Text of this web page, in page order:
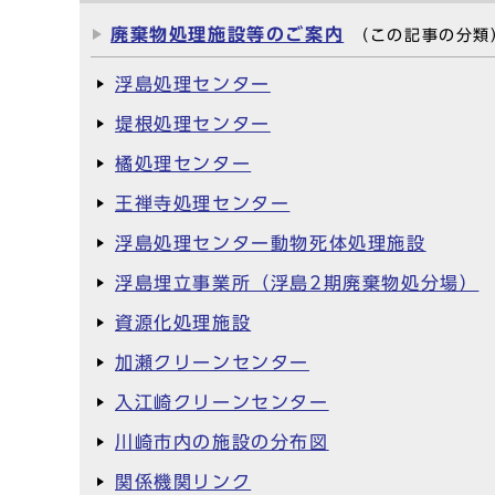
廃棄物処理施設等のご案内 （この記事の分類
浮島処理センター
堤根処理センター
橘処理センター
王禅寺処理センター
浮島処理センター動物死体処理施設
浮島埋立事業所（浮島2期廃棄物処分場）
資源化処理施設
加瀬クリーンセンター
入江崎クリーンセンター
川崎市内の施設の分布図
関係機関リンク